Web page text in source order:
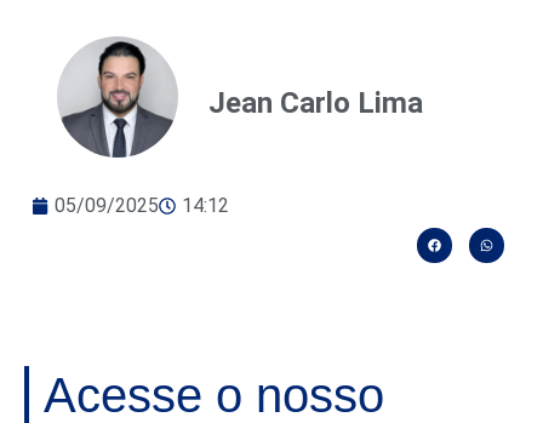
Jean Carlo Lima
05/09/2025 14:12
Acesse o nosso